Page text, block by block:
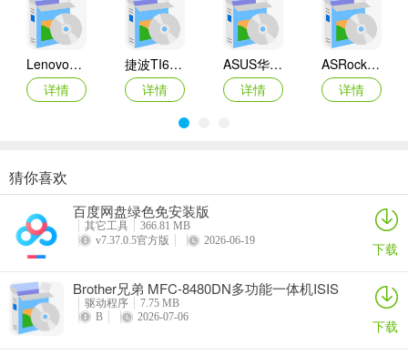
Lenovo联想 Ideapad Z465/Z565系列笔记本 声卡驱动
详情
捷波TI61AG-A主板BIOS
详情
ASUS华硕F1A55-M LX3 R2.0主板BIOS
详情
ASRock华擎IMB-A160主板BIOS
详情
奥睿科PAS3062-2E/PAS3062-2S/PAS3064-2S2E系列扩展卡驱动
详情
Canon佳能 PowerShot A310 WIA驱动
详情
AMD Mobility Radeon HD 2000/HD 3000/HD 4000/HD 5000系列移动显卡催化剂驱动
映泰Hi-Fi H77S 5.x主板BIOS
猜你喜欢
百度网盘绿色免安装版
其它工具
366.81 MB
v7.37.0.5官方版
2026-06-19 下载
Brother兄弟 MFC-8480DN多功能一体机ISIS
驱动
驱动程序
7.75 MB
B
2026-07-06 下载